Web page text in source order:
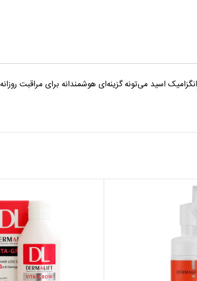
اسید می‌تونه گزینه‌ای هوشمندانه برای مراقبت